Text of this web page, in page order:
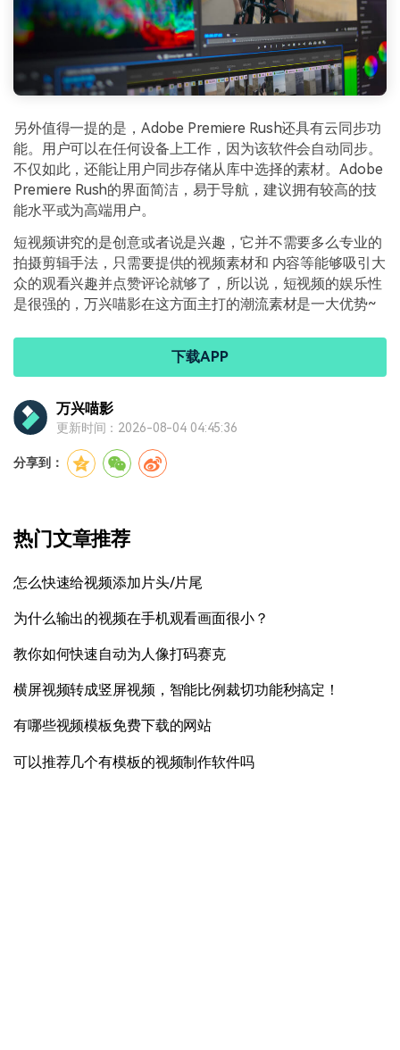
另外值得一提的是，Adobe Premiere Rush还具有云同步功
能。用户可以在任何设备上工作，因为该软件会自动同步。
不仅如此，还能让用户同步存储从库中选择的素材。Adobe
Premiere Rush的界面简洁，易于导航，建议拥有较高的技
能水平或为高端用户。
短视频讲究的是创意或者说是兴趣，它并不需要多么专业的
拍摄剪辑手法，只需要提供的视频素材和 内容等能够吸引大
众的观看兴趣并点赞评论就够了，所以说，短视频的娱乐性
是很强的，万兴喵影在这方面主打的潮流素材是一大优势~
下载APP
万兴喵影
更新时间：2026-08-04 04:45:36
分享到：
热门文章推荐
怎么快速给视频添加片头/片尾
为什么输出的视频在手机观看画面很小？
教你如何快速自动为人像打码赛克
横屏视频转成竖屏视频，智能比例裁切功能秒搞定！
有哪些视频模板免费下载的网站
可以推荐几个有模板的视频制作软件吗